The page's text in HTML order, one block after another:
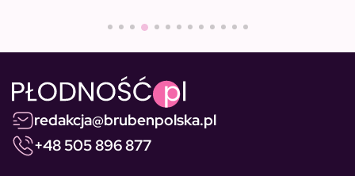
redakcja@brubenpolska.pl
+48 505 896 877